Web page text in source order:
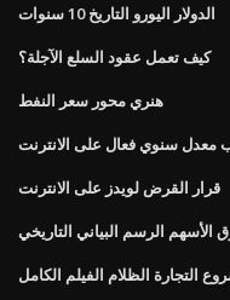
الدولار اليورو التاريخ 10 سنوات
كيف تعمل عقود السلع الآجلة؟
هنري محور سعر النفط
سنوي فعال على الانترنت
قرار القرض لويدز على الانترنت
التجارة الظلام الفيلم الكامل